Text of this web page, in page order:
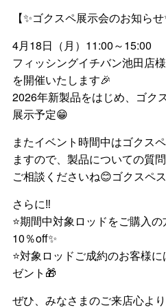
【✨ゴクスペ展示会のお知らせ
4月18日（月）11:00～15:00
フィッシングイチバン池田店
を開催いたします🎉
2026年新製品をはじめ、ゴク
展示予定😁
またイベント時間中はゴクス
ますので、製品についての質
ご相談くださいね😊ゴクスペ
さらに‼️
⭐期間中対象ロッドをご購入
10％off✨
⭐対象ロッドご成約のお客様
ゼント🎁
ぜひ、みなさまのご来店心よ